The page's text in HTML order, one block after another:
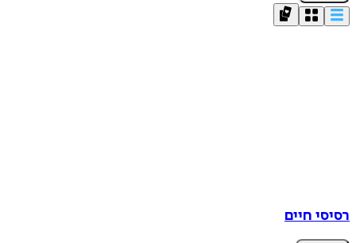
רסיסי חיים